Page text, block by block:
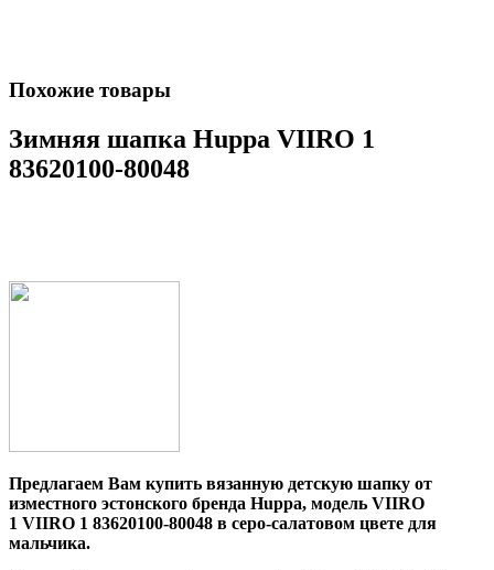
Похожие товары
Зимняя шапка Huppa VIIRO 1
83620100-80048
Предлагаем Вам купить вязанную детскую шапку от
изместного эстонского бренда Huppa, модель VIIRO
1 VIIRO 1 83620100-80048 в серо-салатовом цвете для
мальчика.